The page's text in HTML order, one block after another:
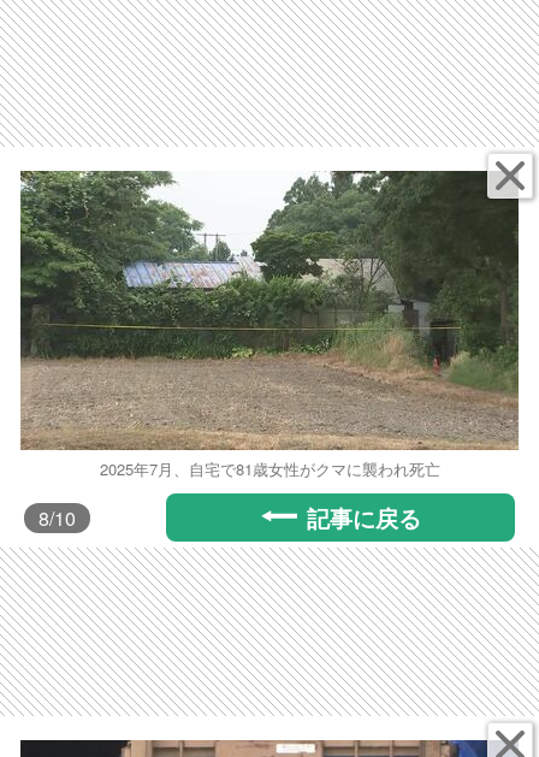
2025年7月、自宅で81歳女性がクマに襲われ死亡
8/10 記事に戻る